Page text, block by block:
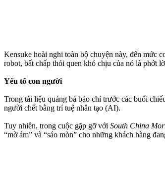
Kensuke hoài nghi toàn bộ chuyện này, đến mức
robot, bất chấp thói quen khó chịu của nó là phớt
Yếu tố con người
Trong tài liệu quảng bá báo chí trước các buổi
người chết bằng trí tuệ nhân tạo (AI).
Tuy nhiên, trong cuộc gặp gỡ với South China
“mờ ám” và “sáo mòn” cho những khách hàng